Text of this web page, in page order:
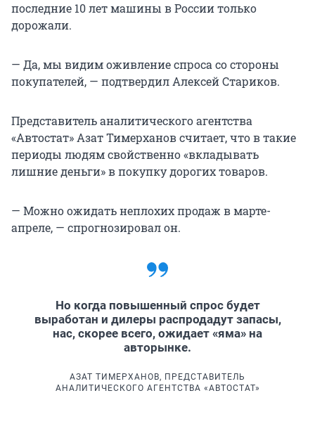
последние 10 лет машины в России только
дорожали.
— Да, мы видим оживление спроса со стороны
покупателей, — подтвердил Алексей Стариков.
Представитель аналитического агентства
«Автостат» Азат Тимерханов считает, что в такие
периоды людям свойственно «вкладывать
лишние деньги» в покупку дорогих товаров.
— Можно ожидать неплохих продаж в марте-
апреле, — спрогнозировал он.
Но когда повышенный спрос будет
выработан и дилеры распродадут запасы,
нас, скорее всего, ожидает «яма» на
авторынке.
АЗАТ ТИМЕРХАНОВ, ПРЕДСТАВИТЕЛЬ
АНАЛИТИЧЕСКОГО АГЕНТСТВА «АВТОСТАТ»